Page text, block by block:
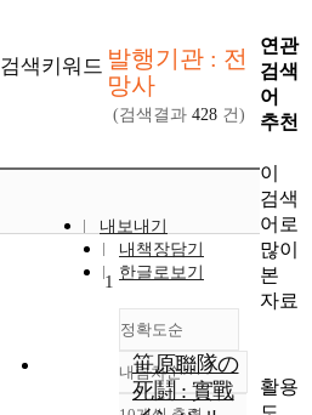
검색키워드 발행기관 : 전
망사
(검색결과 428 건)
내보내기
내책장담기
한글로보기
정확도순
정확도
순
내림차순
1
笹原聯隊の
死鬪 : 實戰
연관
검색
어
추천
이
검색
어로
많이
본
자료
활용